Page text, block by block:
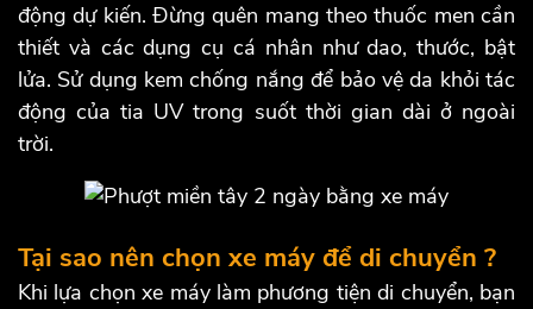
động dự kiến. Đừng quên mang theo thuốc men cần
thiết và các dụng cụ cá nhân như dao, thước, bật
lửa. Sử dụng kem chống nắng để bảo vệ da khỏi tác
động của tia UV trong suốt thời gian dài ở ngoài
trời.
Tại sao nên chọn xe máy để di chuyển ?
Khi lựa chọn xe máy làm phương tiện di chuyển, bạn